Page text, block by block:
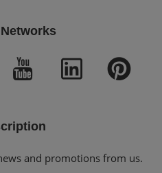
and promotions from us.